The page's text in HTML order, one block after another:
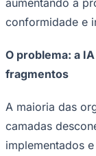
conformidade e
O problema: a
fragmentos
A maioria das
camadas
implementados